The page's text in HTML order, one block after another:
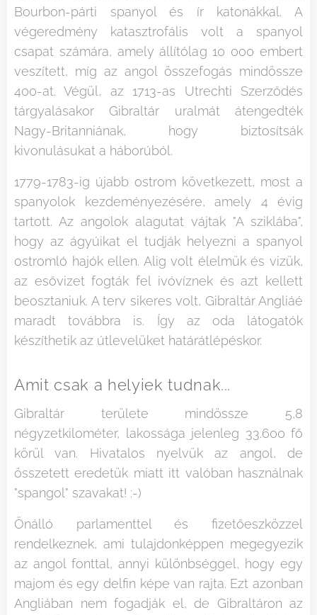
Bourbon-párti spanyol és ír katonákkal. A
végeredmény katasztrofális volt a spanyol
csapat számára, amely állítólag 10 000 embert
veszített, míg az angol összefogás mindössze
400-at. Végül, az 1713-as Utrechti Szerződés
tárgyalásakor Gibraltár uralmát átengedték
Nagy-Britanniának, hogy biztosítsák
kivonulásukat a háborúból.
1779-1783-ig újabb ostrom következett, most a
spanyolok kezdeményezésére, amely 4 évig
tartott. Az angolok alagutat vájtak "A sziklába",
hogy az ágyúikat el tudják helyezni a spanyol
ostromló hajók ellen. Alig volt élelmük és vizük,
az esővizet fogták fel ivóvíznek és azt kellett
beosztaniuk. A terv sikeres volt, Gibraltár Angliáé
maradt továbbra is. Így az oda látogatók
készíthetik az útlevelüket határátlépéskor.
Amit csak a helyiek tudnak...
Gibraltár területe mindössze 5,8
négyzetkilométer, lakossága jelenleg 33.600 fő
körül van. Hivatalos nyelvük az angol, de
összetett eredetük miatt itt valóban használnak
"spangol" szavakat! :-)
Önálló parlamenttel és fizetőeszközzel
rendelkeznek, ami tulajdonképpen megegyezik
az angol fonttal, annyi különbséggel, hogy egy
majom és egy delfin képe van rajta. Ezt azonban
Angliában nem fogadják el, de Gibraltáron az